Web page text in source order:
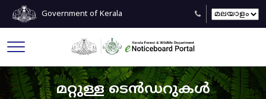
Government of Kerala
മറ്റുള്ള ടെൻഡറുകൾ